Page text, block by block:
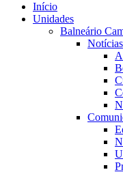
Início
Unidades
Balneário
Notícias